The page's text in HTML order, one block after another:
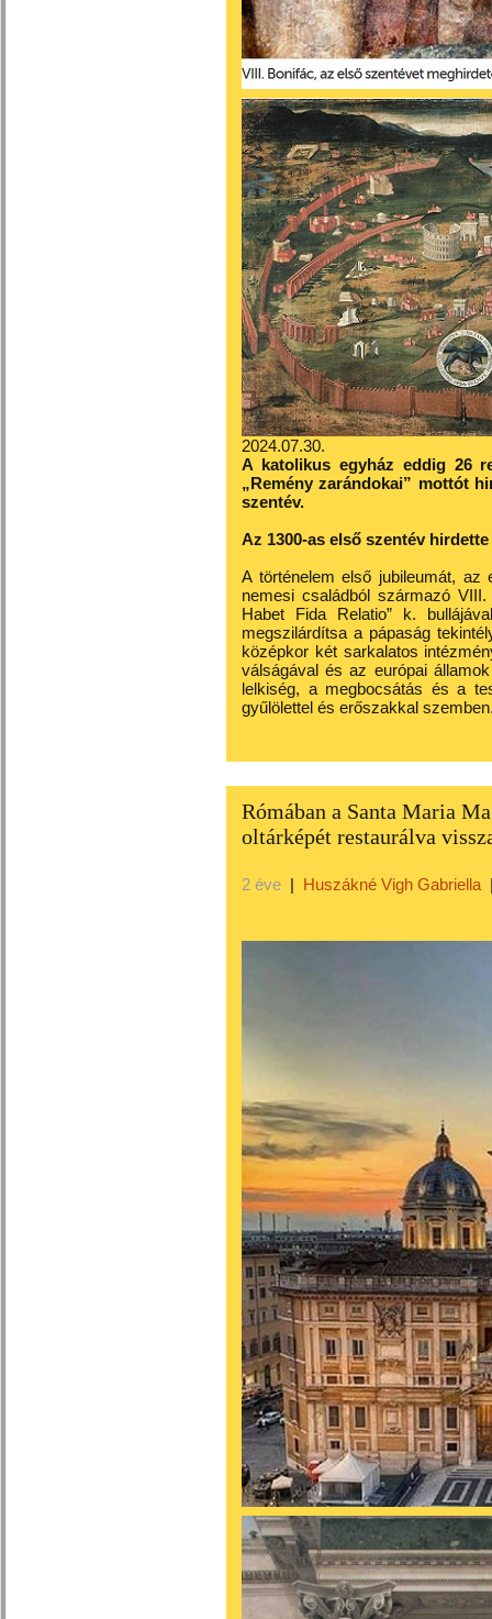
2024.07.30.
A katolikus egyház eddig 26
„Remény zarándokai” mottót
szentév.
Az 1300-as első szentév
A történelem első jubileumát, az
nemesi családból származó
Habet Fida Relatio” k.
megszilárdítsa a pápaság
középkor két sarkalatos
válságával és az európai
lelkiség, a megbocsátás és a
gyűlölettel és erőszakkal
Rómában a Santa Maria
oltárképét restaurálva
2 éve | Huszákné Vigh Gabriella